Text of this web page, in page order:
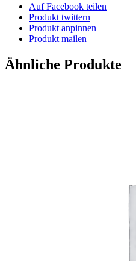
Auf Facebook teilen
Produkt twittern
Produkt anpinnen
Produkt mailen
Ähnliche Produkte